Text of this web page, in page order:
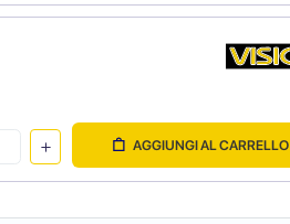
AGGIUNGI AL CARRELLO